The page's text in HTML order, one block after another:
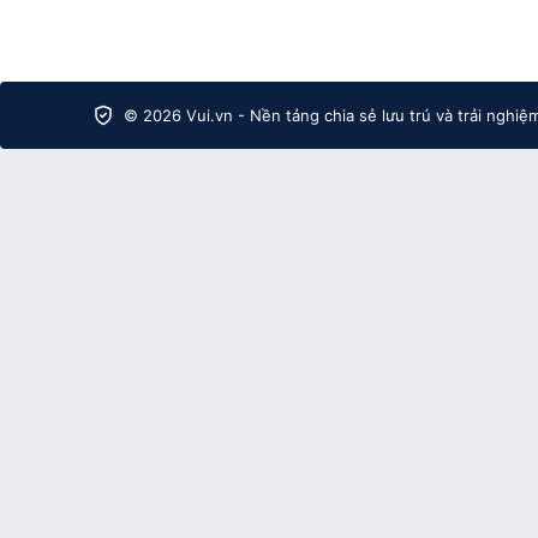
© 2026 Vui.vn - Nền tảng chia sẻ lưu trú và trải